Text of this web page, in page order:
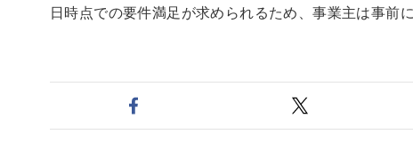
日時点での要件満足が求められるため、事業主は事前